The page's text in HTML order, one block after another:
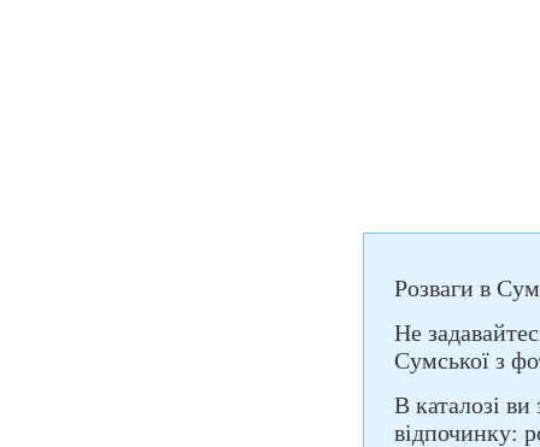
Розваги в
Не
Сумської з
В каталозі ви
відпочинку: